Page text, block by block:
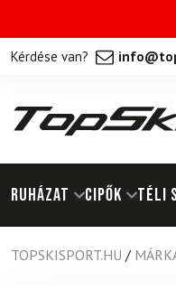
Kérdése van?
RUHÁZAT Cipők TÉLI
TOPSKISPORT.HU /